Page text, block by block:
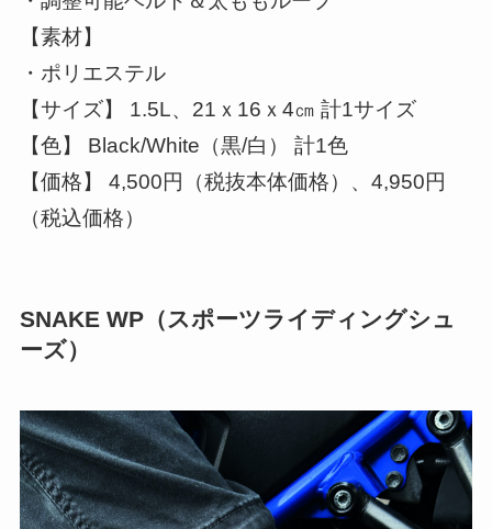
【素材】
・ポリエステル
【サイズ】 1.5L、21ｘ16ｘ4㎝ 計1サイズ
【色】 Black/White（黒/白） 計1色
【価格】 4,500円（税抜本体価格）、4,950円
（税込価格）
SNAKE WP（スポーツライディングシュ
ーズ）